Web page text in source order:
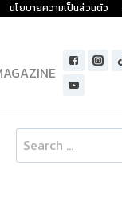
นโยบายความเป็นส่วนตัว
Search
for: